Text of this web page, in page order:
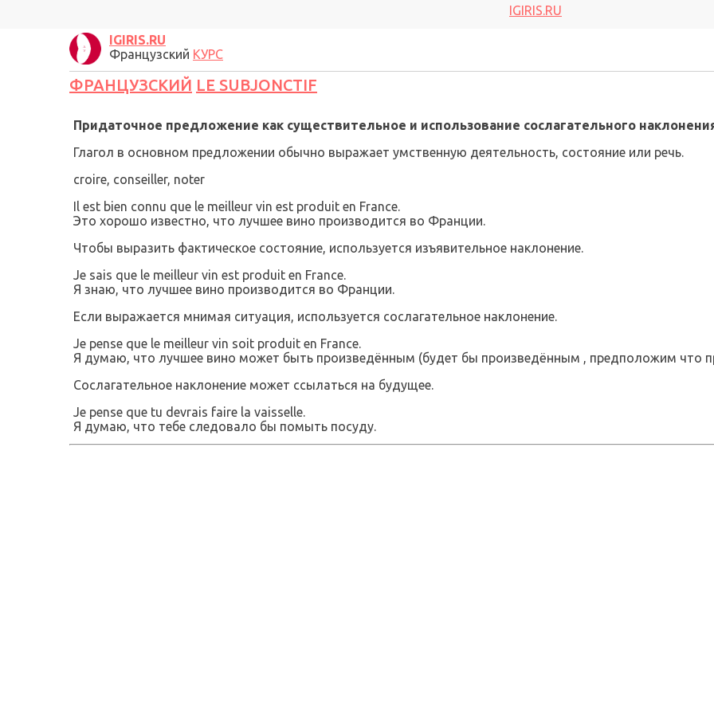
IGIRIS.RU
IGIRIS.RU
Французский КУРС
ФРАНЦУЗСКИЙ LE SUBJONCTIF
Придаточное предложение как существительное и использование сослагательного
Глагол в основном предложении обычно выражает умственную деятельность, состояние или речь.
croire, conseiller, noter
Il est bien connu que le meilleur vin est produit en France.
Это хорошо известно, что лучшее вино производится во Франции.
Чтобы выразить фактическое состояние, используется изъявительное наклонение.
Je sais que le meilleur vin est produit en France.
Я знаю, что лучшее вино производится во Франции.
Если выражается мнимая ситуация, используется сослагательное наклонение.
Je pense que le meilleur vin soit produit en France.
Я думаю, что лучшее вино может быть произведённым (будет бы произведённым , предположим что
Сослагательное наклонение может ссылаться на будущее.
Je pense que tu devrais faire la vaisselle.
Я думаю, что тебе следовало бы помыть посуду.